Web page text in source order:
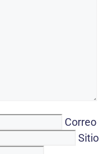
Correo
Sitio